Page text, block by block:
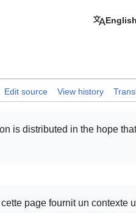
English
Edit source View history
is distributed in the hope that
page fournit un contexte